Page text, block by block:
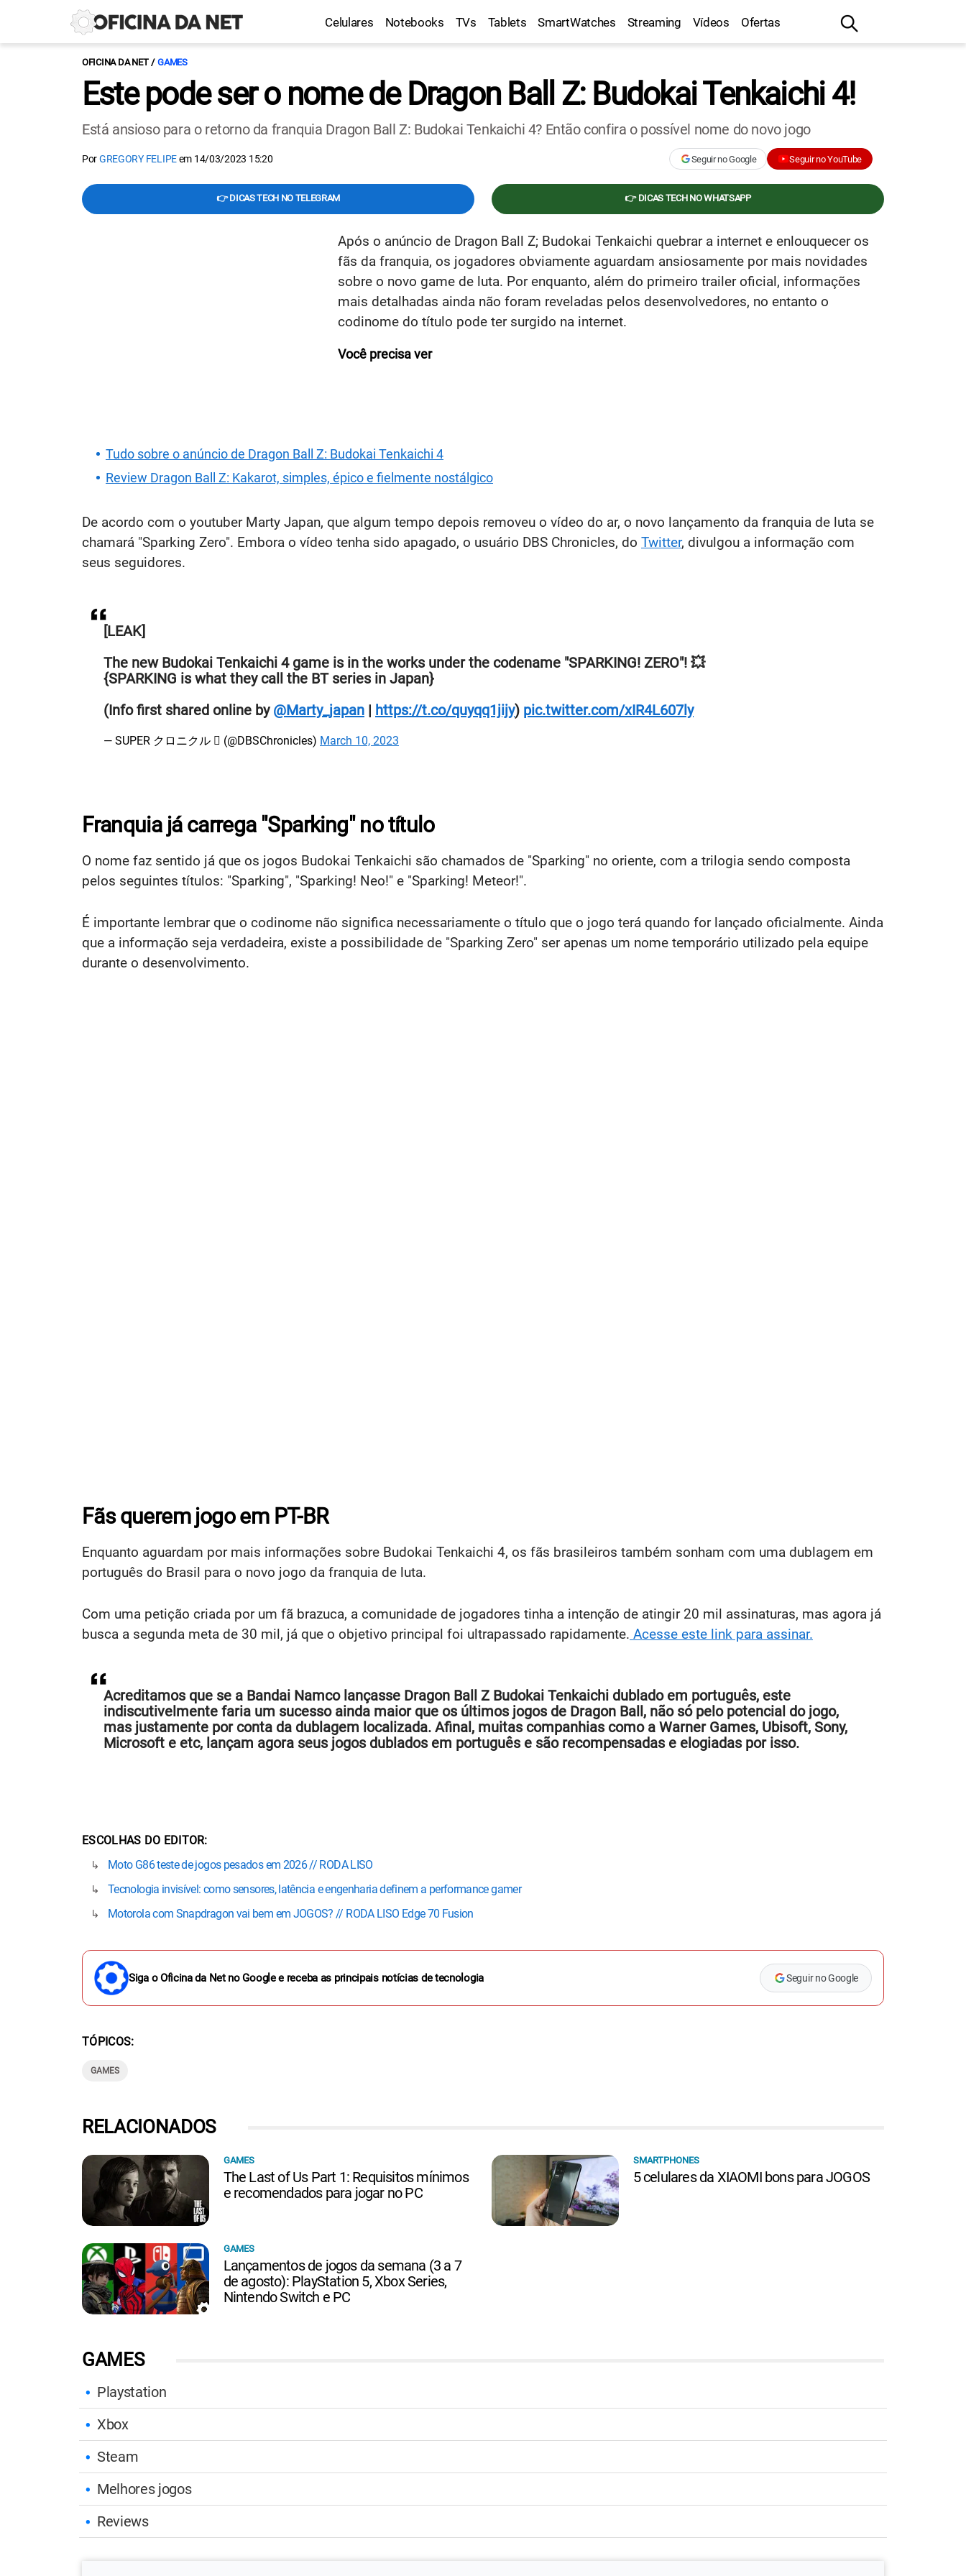
Celulares Notebooks TVs Tablets SmartWatches Streaming Vídeos Ofertas
OFICINA DA NET GAMES
Este pode ser o nome de Dragon Ball Z: Budokai Tenkaichi 4!
Está ansioso para o retorno da franquia Dragon Ball Z: Budokai Tenkaichi 4? Então confira o possível nome do novo jogo
PorGREGORY FELIPEem 14/03/2023 15:20 Seguir no Google Seguir no YouTube
👉 DICAS TECH NO TELEGRAM 👉 DICAS TECH NO WHATSAPP
Após o anúncio de Dragon Ball Z; Budokai Tenkaichi quebrar a internet e enlouquecer os
fãs da franquia, os jogadores obviamente aguardam ansiosamente por mais novidades
sobre o novo game de luta. Por enquanto, além do primeiro trailer oficial, informações
mais detalhadas ainda não foram reveladas pelos desenvolvedores, no entanto o
codinome do título pode ter surgido na internet.
Você precisa ver
Tudo sobre o anúncio de Dragon Ball Z: Budokai Tenkaichi 4
Review Dragon Ball Z: Kakarot, simples, épico e fielmente nostálgico
De acordo com o youtuber Marty Japan, que algum tempo depois removeu o vídeo do ar, o novo lançamento da franquia de luta se
chamará "Sparking Zero". Embora o vídeo tenha sido apagado, o usuário DBS Chronicles, do Twitter, divulgou a informação com
seus seguidores.
[LEAK]
The new Budokai Tenkaichi 4 game is in the works under the codename "SPARKING! ZERO"! 💥
{SPARKING is what they call the BT series in Japan}
(Info first shared online by @Marty_japan | https://t.co/quyqq1jijy) pic.twitter.com/xIR4L607ly
— SUPER クロニクル  (@DBSChronicles) March 10, 2023
Franquia já carrega "Sparking" no título
O nome faz sentido já que os jogos Budokai Tenkaichi são chamados de "Sparking" no oriente, com a trilogia sendo composta
pelos seguintes títulos: "Sparking", "Sparking! Neo!" e "Sparking! Meteor!".
É importante lembrar que o codinome não significa necessariamente o título que o jogo terá quando for lançado oficialmente. Ainda
que a informação seja verdadeira, existe a possibilidade de "Sparking Zero" ser apenas um nome temporário utilizado pela equipe
durante o desenvolvimento.
Fãs querem jogo em PT-BR
Enquanto aguardam por mais informações sobre Budokai Tenkaichi 4, os fãs brasileiros também sonham com uma dublagem em
português do Brasil para o novo jogo da franquia de luta.
Com uma petição criada por um fã brazuca, a comunidade de jogadores tinha a intenção de atingir 20 mil assinaturas, mas agora já
busca a segunda meta de 30 mil, já que o objetivo principal foi ultrapassado rapidamente. Acesse este link para assinar.
Acreditamos que se a Bandai Namco lançasse Dragon Ball Z Budokai Tenkaichi dublado em português, este
indiscutivelmente faria um sucesso ainda maior que os últimos jogos de Dragon Ball, não só pelo potencial do jogo,
mas justamente por conta da dublagem localizada. Afinal, muitas companhias como a Warner Games, Ubisoft, Sony,
Microsoft e etc, lançam agora seus jogos dublados em português e são recompensadas e elogiadas por isso.
ESCOLHAS DO EDITOR
Moto G86 teste de jogos pesados em 2026 // RODA LISO
Tecnologia invisível: como sensores, latência e engenharia definem a performance gamer
Motorola com Snapdragon vai bem em JOGOS? // RODA LISO Edge 70 Fusion
Siga o Oficina da Net no Google e receba as principais notícias de tecnologia Seguir no Google
TÓPICOS
GAMES
GAMES
Playstation
Xbox
Steam
Melhores jogos
Reviews
RELACIONADOS
GAMES
The Last of Us Part 1: Requisitos mínimos
e recomendados para jogar no PC
SMARTPHONES
5 celulares da XIAOMI bons para JOGOS
GAMES
Lançamentos de jogos da semana (3 a 7
de agosto): PlayStation 5, Xbox Series,
Nintendo Switch e PC